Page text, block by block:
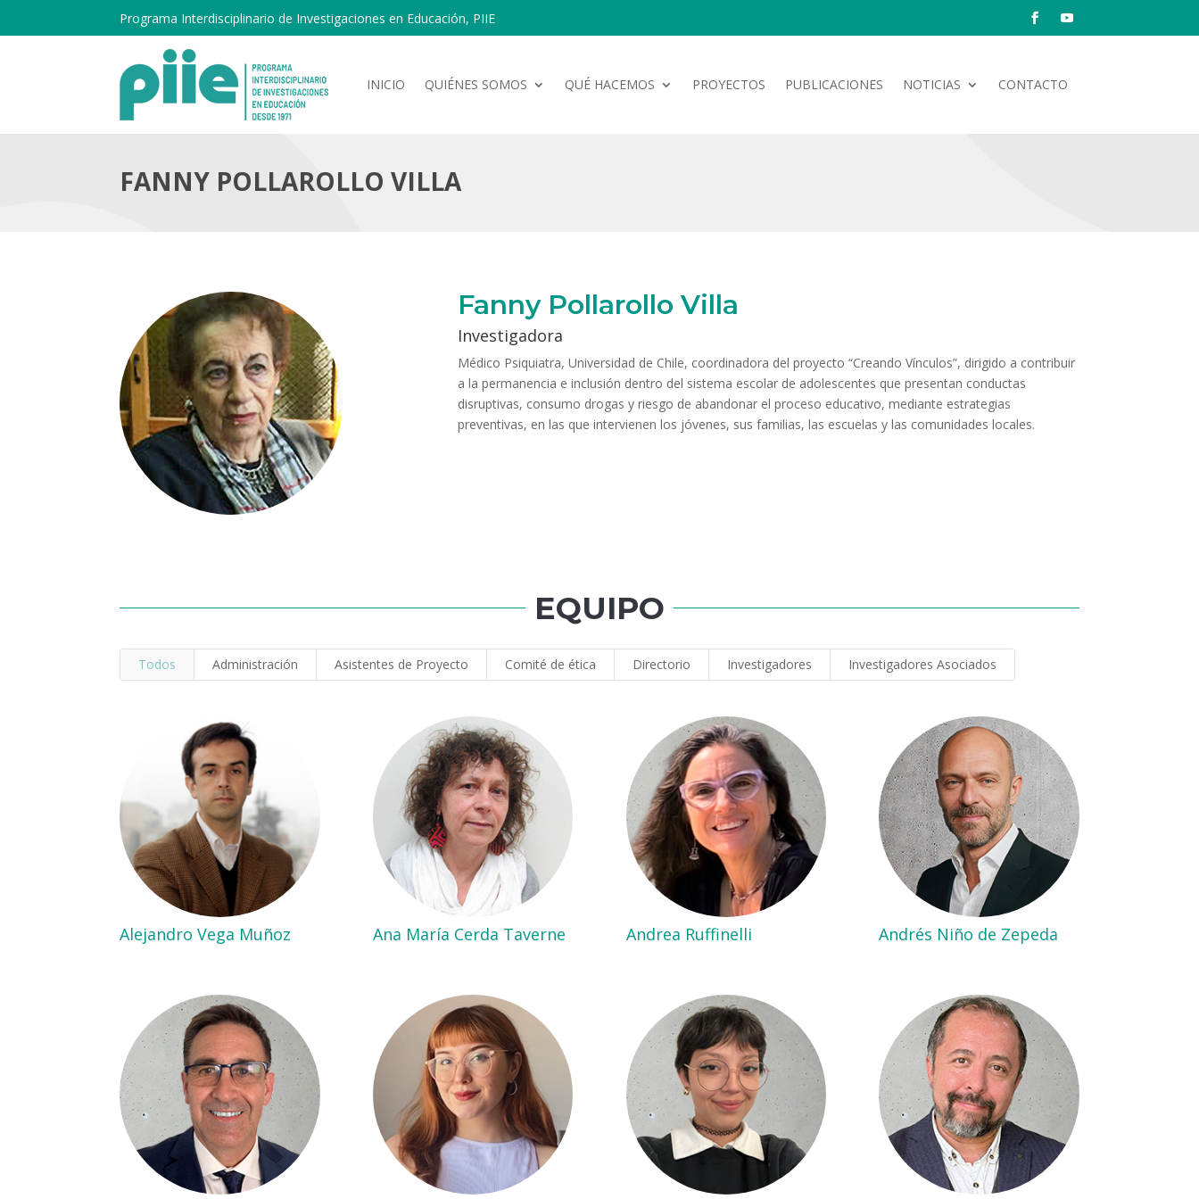
Programa Interdisciplinario de Investigaciones en Educación, PIIE
INICIO QUIÉNES SOMOS QUÉ HACEMOS PROYECTOS PUBLICACIONES NOTICIAS CONTACTO
FANNY POLLAROLLO VILLA
Fanny Pollarollo Villa
Investigadora
Médico Psiquiatra, Universidad de Chile, coordinadora del proyecto “Creando Vínculos”, dirigido a contribuir
a la permanencia e inclusión dentro del sistema escolar de adolescentes que presentan conductas
disruptivas, consumo drogas y riesgo de abandonar el proceso educativo, mediante estrategias
preventivas, en las que intervienen los jóvenes, sus familias, las escuelas y las comunidades locales.
EQUIPO
Todos Administración Asistentes de Proyecto Comité de ética Directorio Investigadores Investigadores Asociados
Alejandro Vega Muñoz Ana María Cerda Taverne Andrea Ruffinelli Andrés Niño de Zepeda